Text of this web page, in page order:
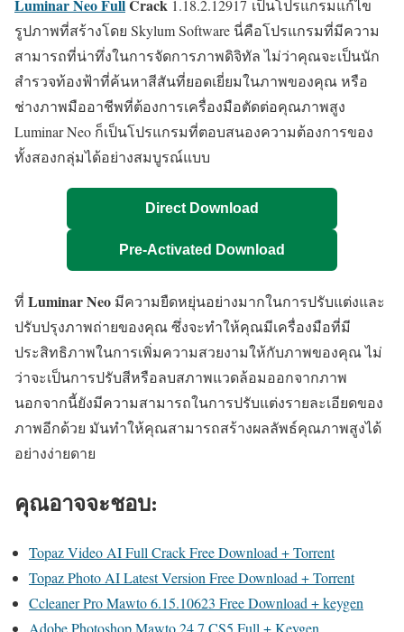
Luminar Neo FullCrack 1.18.2.12917 เป็นโปรแกรมแก้ไข
รูปภาพที่สร้างโดย Skylum Software นี่คือโปรแกรมที่มีความ
สามารถที่น่าทึ่งในการจัดการภาพดิจิทัล ไม่ว่าคุณจะเป็นนัก
สำรวจท้องฟ้าที่ค้นหาสีสันที่ยอดเยี่ยมในภาพของคุณ หรือ
ช่างภาพมืออาชีพที่ต้องการเครื่องมือตัดต่อคุณภาพสูง
Luminar Neo ก็เป็นโปรแกรมที่ตอบสนองความต้องการของ
ทั้งสองกลุ่มได้อย่างสมบูรณ์แบบ
Direct Download
Pre-Activated Download
ที่ Luminar Neo มีความยืดหยุ่นอย่างมากในการปรับแต่งและ
ปรับปรุงภาพถ่ายของคุณ ซึ่งจะทำให้คุณมีเครื่องมือที่มี
ประสิทธิภาพในการเพิ่มความสวยงามให้กับภาพของคุณ ไม่
ว่าจะเป็นการปรับสีหรือลบสภาพแวดล้อมออกจากภาพ
นอกจากนี้ยังมีความสามารถในการปรับแต่งรายละเอียดของ
ภาพอีกด้วย มันทำให้คุณสามารถสร้างผลลัพธ์คุณภาพสูงได้
อย่างง่ายดาย
คุณอาจจะชอบ:
Topaz Video AI Full Crack Free Download + Torrent
Topaz Photo AI Latest Version Free Download + Torrent
Ccleaner Pro Mawto 6.15.10623 Free Download + keygen
Adobe Photoshop Mawto 24.7 CS5 Full + Keygen